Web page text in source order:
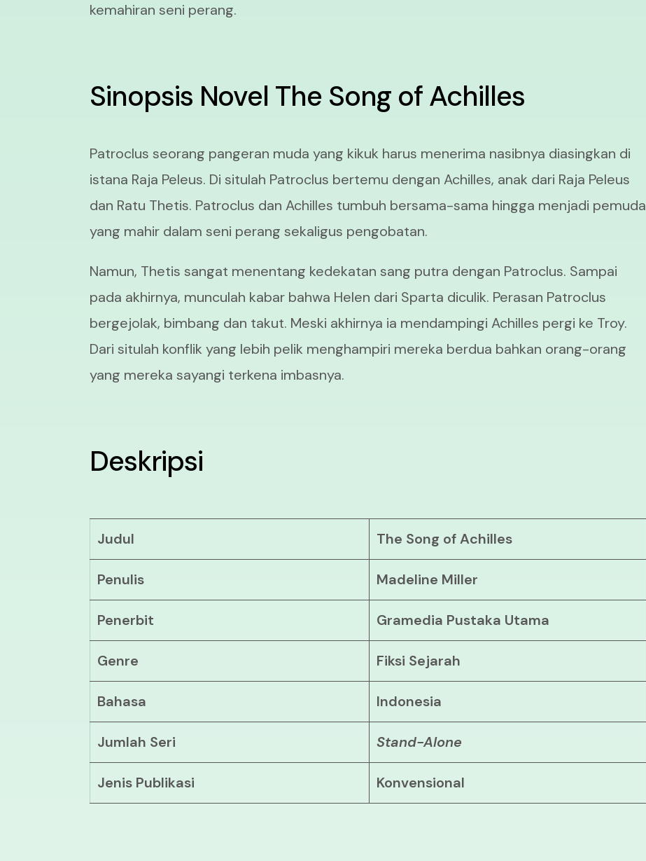
kemahiran seni perang.
Sinopsis Novel The Song of Achilles
Patroclus seorang pangeran muda yang kikuk harus menerima nasibnya diasingkan di
istana Raja Peleus. Di situlah Patroclus bertemu dengan Achilles, anak dari Raja Peleus
dan Ratu Thetis. Patroclus dan Achilles tumbuh bersama-sama hingga menjadi pemuda
yang mahir dalam seni perang sekaligus pengobatan.
Namun, Thetis sangat menentang kedekatan sang putra dengan Patroclus. Sampai
pada akhirnya, munculah kabar bahwa Helen dari Sparta diculik. Perasan Patroclus
bergejolak, bimbang dan takut. Meski akhirnya ia mendampingi Achilles pergi ke Troy.
Dari situlah konflik yang lebih pelik menghampiri mereka berdua bahkan orang-orang
yang mereka sayangi terkena imbasnya.
Deskripsi
Judul The Song of Achilles
Penulis Madeline Miller
Penerbit Gramedia Pustaka Utama
Genre Fiksi Sejarah
Bahasa Indonesia
Jumlah Seri Stand-Alone
Jenis Publikasi Konvensional